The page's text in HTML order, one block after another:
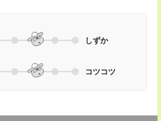
しずか
コツコツ